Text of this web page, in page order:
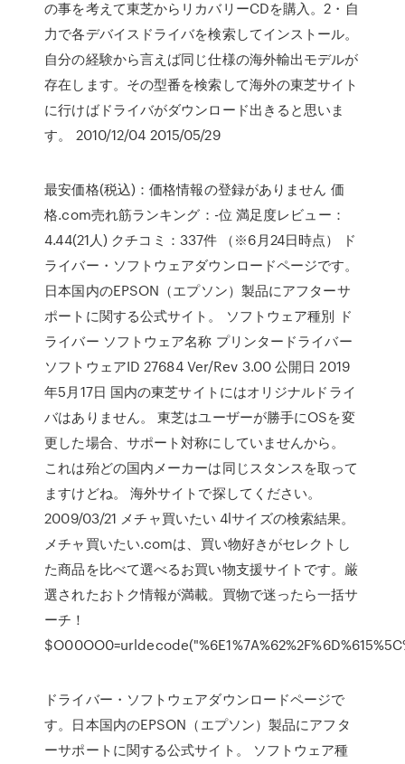
の事を考えて東芝からリカバリーCDを購入。2・自
力で各デバイスドライバを検索してインストール。
自分の経験から言えば同じ仕様の海外輸出モデルが
存在します。その型番を検索して海外の東芝サイト
に行けばドライバがダウンロード出きると思いま
す。 2010/12/04 2015/05/29
最安価格(税込)：価格情報の登録がありません 価
格.com売れ筋ランキング：-位 満足度レビュー：
4.44(21人) クチコミ：337件 （※6月24日時点） ド
ライバー・ソフトウェアダウンロードページです。
日本国内のEPSON（エプソン）製品にアフターサ
ポートに関する公式サイト。 ソフトウェア種別 ド
ライバー ソフトウェア名称 プリンタードライバー
ソフトウェアID 27684 Ver/Rev 3.00 公開日 2019
年5月17日 国内の東芝サイトにはオリジナルドライ
バはありません。 東芝はユーザーが勝手にOSを変
更した場合、サポート対称にしていませんから。
これは殆どの国内メーカーは同じスタンスを取って
ますけどね。 海外サイトで探してください。
2009/03/21 メチャ買いたい 4lサイズの検索結果。
メチャ買いたい.comは、買い物好きがセレクトし
た商品を比べて選べるお買い物支援サイトです。厳
選されたおトク情報が満載。買物で迷ったら一括サ
ーチ！
ドライバー・ソフトウェアダウンロードページで
す。日本国内のEPSON（エプソン）製品にアフタ
ーサポートに関する公式サイト。 ソフトウェア種